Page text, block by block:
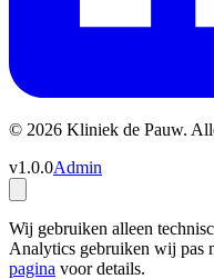
© 2026 Kliniek de Pauw.
v1.0.0Admin
Wij gebruiken alleen
Analytics gebruiken wij pas
pagina voor details.